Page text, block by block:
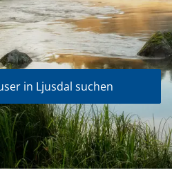
in Ljusdal suchen